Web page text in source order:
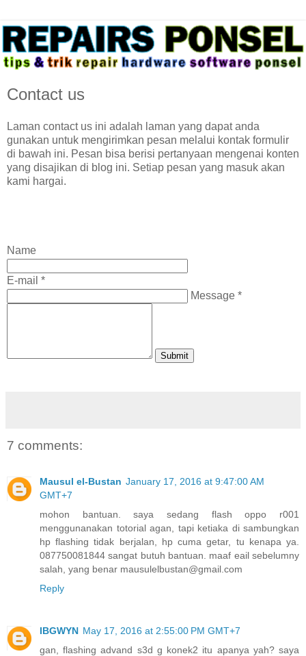
Contact us
Laman contact us ini adalah laman yang dapat anda
gunakan untuk mengirimkan pesan melalui kontak formulir
di bawah ini. Pesan bisa berisi pertanyaan mengenai konten
yang disajikan di blog ini. Setiap pesan yang masuk akan
kami hargai.
Name
E-mail *
Message *
7 comments:
Mausul el-Bustan January 17, 2016 at 9:47:00 AM
GMT+7
mohon bantuan. saya sedang flash oppo r001
menggunanakan totorial agan, tapi ketiaka di sambungkan
hp flashing tidak berjalan, hp cuma getar, tu kenapa ya.
087750081844 sangat butuh bantuan. maaf eail sebelumny
salah, yang benar mausulelbustan@gmail.com
Reply
IBGWYN May 17, 2016 at 2:55:00 PM GMT+7
gan, flashing advand s3d g konek2 itu apanya yah? saya